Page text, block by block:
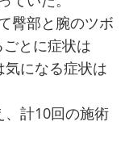
臀部と腕のツボ
とに症状は
になる症状は
計10回の施術